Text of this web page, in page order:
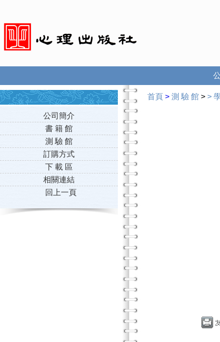
公司簡介
書 籍 館
測 驗 館
訂購方式
下 載 區
相關連結
回上一頁
首頁 > 測 驗 館 > >